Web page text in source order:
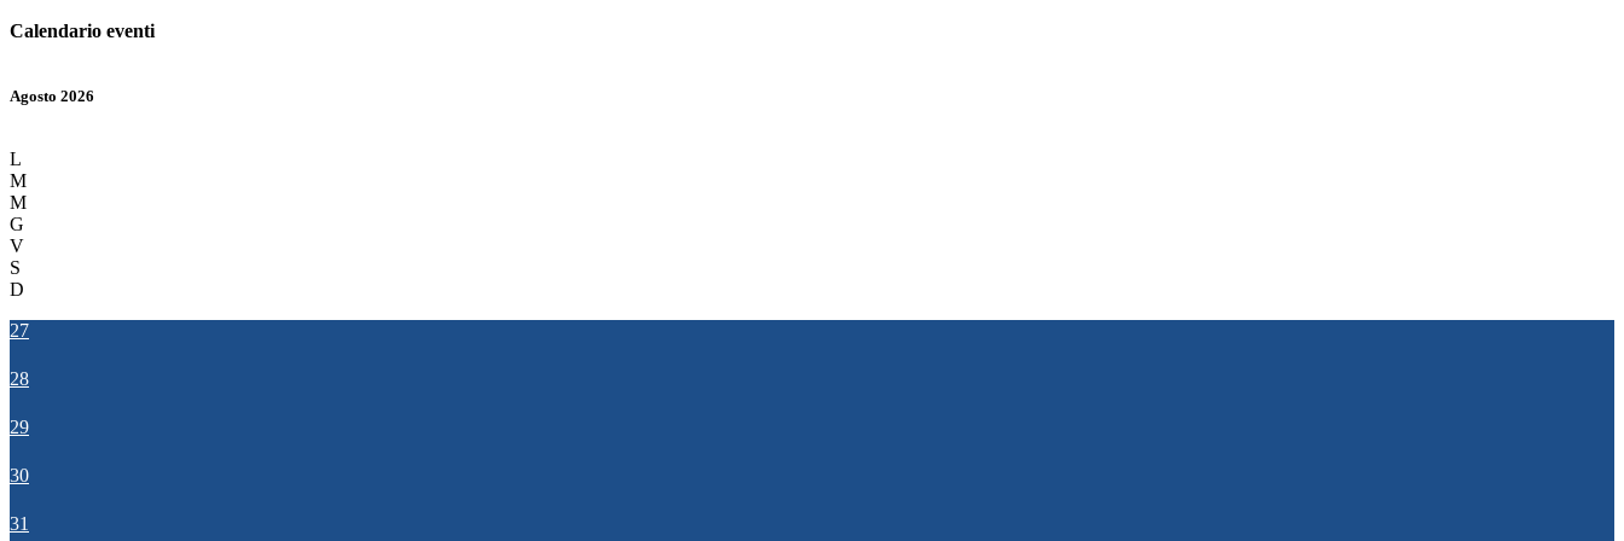
Calendario eventi
Agosto 2026
L
M
M
G
V
S
D
27
28
29
30
31